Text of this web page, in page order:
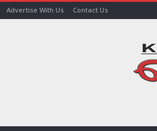
Advertise With Us Contact Us